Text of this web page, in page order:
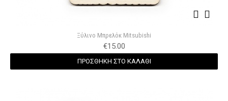
Ξύλινο Μπρελόκ Mitsubishi
€15.00
ΠΡΟΣΘΗΚΗ ΣΤΟ ΚΑΛΑΘΙ